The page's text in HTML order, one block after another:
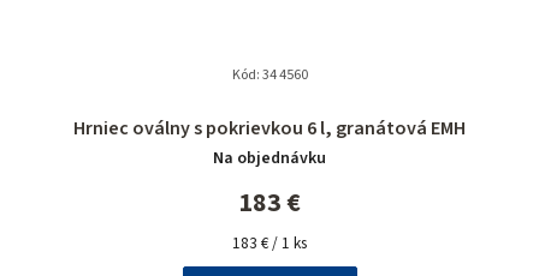
Hrniec oválny s pokrievkou 6 l, granátová EMH
Na objednávku
183 €
Jednotková
cena:
183 € / 1 ks
Kód:34 4560